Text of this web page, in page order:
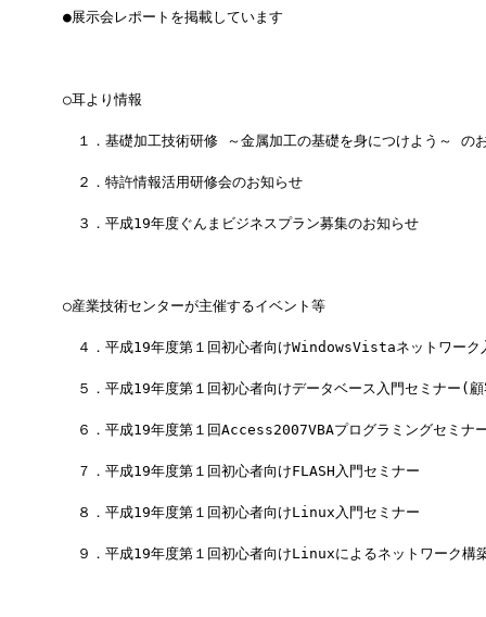
●展示会レポートを掲載しています
○耳より情報
１．基礎加工技術研修 ～金属加工の基礎を身につけよ
２．特許情報活用研修会のお知らせ
３．平成19年度ぐんまビジネスプラン募集のお知らせ
○産業技術センターが主催するイベント等
４．平成19年度第１回初心者向けWindowsVistaネットワーク
５．平成19年度第１回初心者向けデータベース入門セミナー(
６．平成19年度第１回Access2007VBAプログラミングセミナ
７．平成19年度第１回初心者向けFLASH入門セミナー
８．平成19年度第１回初心者向けLinux入門セミナー
９．平成19年度第１回初心者向けLinuxによるネットワーク構